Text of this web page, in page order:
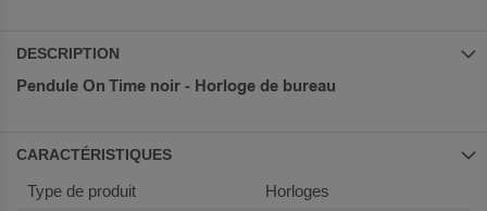
DESCRIPTION
Pendule On Time noir - Horloge de bureau
CARACTÉRISTIQUES
Plus
Horloges